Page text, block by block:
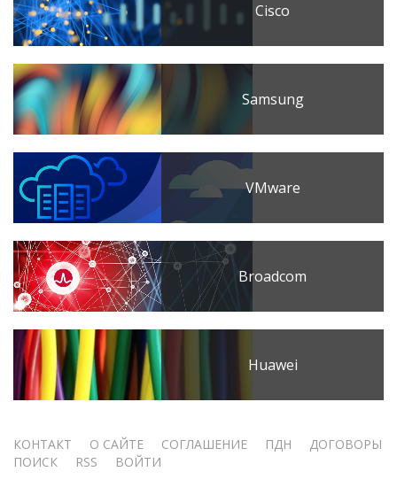
Cisco
Samsung
VMware
Broadcom
Huawei
Меню
КОНТАКТ О САЙТЕ СОГЛАШЕНИЕ ПДН
ДОГОВОРЫ
ПОИСК
RSS ВОЙТИ